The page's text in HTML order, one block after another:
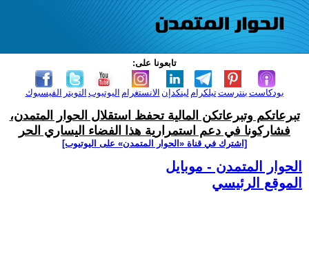
تابعونا على:
الفيسبوك التويتر اليوتيوب الانستغرام لينكدإن تيلكرامبنترست بودكاست
تبرعاتكم وتبرعاتكن المالية تحفظ استقلال الحوار المتمدن،
فشاركونا في دعم استمرارية هذا الفضاء اليساري الحر
[اشترك في قناة ‫«الحوار المتمدن» على اليوتيوب]
الحوار المتمدن - موبايل
الموقع الرئيسي